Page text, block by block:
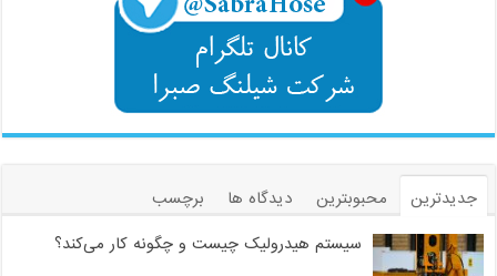
جدیدترین محبوبترین دیدگاه ها
برچسب
سیستم هیدرولیک چیست و چگونه کار می‌کند؟